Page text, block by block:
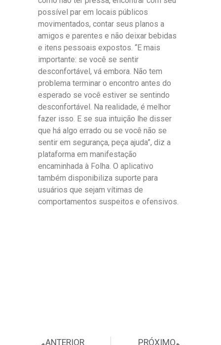
possível par em locais públicos
movimentados, contar seus planos a
amigos e parentes e não deixar bebidas
e itens pessoais expostos. “E mais
importante: se você se sentir
desconfortável, vá embora. Não tem
problema terminar o encontro antes do
esperado se você estiver se sentindo
desconfortável. Na realidade, é melhor
fazer isso. E se sua intuição lhe disser
que há algo errado ou se você não se
sentir em segurança, peça ajuda”, diz a
plataforma em manifestação
encaminhada à Folha. O aplicativo
também disponibiliza suporte para
usuários que sejam vítimas de
comportamentos suspeitos e ofensivos.
ANTERIOR PRÓXIMO